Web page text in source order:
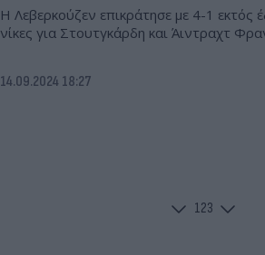
Η Λεβερκούζεν επικράτησε με 4-1 εκτός
νίκες για Στουτγκάρδη και Άιντραχτ
14.09.2024 18:27
123